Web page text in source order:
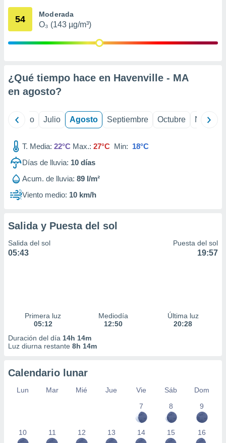
mediante
publicidad
1199
54 Moderada
O₃ (143 µg/m³)
¿Qué tiempo hace en Havenville - MA
en agosto?
Junio Julio Agosto Septiembre Octubre
T. Media: 22°C Max.: 27°C Min: 18°C
Días de lluvia: 10 días
Acum. de lluvia: 89 l/m²
Viento medio: 10 km/h
Salida y Puesta del sol
Salida del sol
05:43
Puesta del sol
19:57
Primera luz
05:12
Mediodía
12:50
Última luz
20:28
Duración del día 14h 14m
Luz diurna restante 8h 14m
Calendario lunar
Lun Mar Mié Jue Vie Sáb
Dom
7
8 9
10 11 12 13 14 15 16